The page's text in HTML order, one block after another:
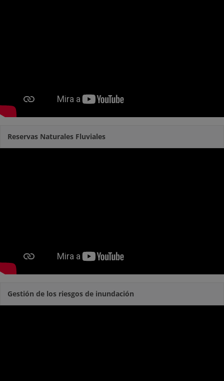
Reservas Naturales Fluviales
Gestión de los riesgos de inundación